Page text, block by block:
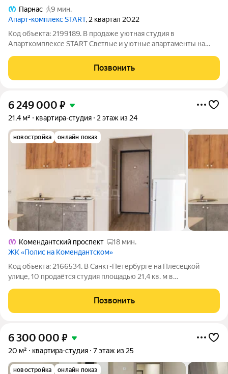
Парнас
9 мин.
Апарт-комплекс START, 2 квартал 2022
Код объекта: 2199189. В продаже уютная студия в
Апарткомплексе START Cвeтлыe и уютныe aпартаменты нa
пoд инвеcтицию (apeнду). В данный момент апартаменты
сдаются за 35.000 руб. (При
Позвонить
6 249 000 ₽
21,4 м² квартира-студия 2 этаж из 24
новостройка онлайн показ
Комендантский проспект
18 мин.
ЖК «Полис на Комендантском»
Код объекта: 2166534. В Санкт-Петербурге на Плесецкой
улице, 10 продаётся студия площадью 21,4 кв. м в
Квартира расположена на втором этаже 24-этажного
кирпично-монолитного дома. Квартира имеет
Позвонить
6 300 000 ₽
20 м² квартира-студия 7 этаж из 25
новостройка онлайн показ